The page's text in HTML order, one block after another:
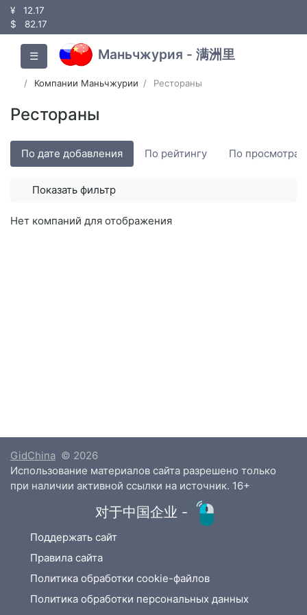
¥
12.17
$
82.17
☰ Маньчжурия - 满洲里
Компании Маньчжурии Рестораны
Рестораны
По дате добавления По рейтингу По просмотрам
Показать фильтр
Нет компаний для отображения
GidChina © 2026
Использование материалов сайта разрешено только
при наличии активной ссылки на источник. 16+
对于中国企业 -
Поддержать сайт
Правила сайта
Политика обработки cookie-файлов
Политика обработки персональных данных